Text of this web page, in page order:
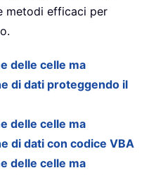
metodi efficaci per
delle celle ma
di dati proteggendo il
delle celle ma
di dati con codice VBA
delle celle ma